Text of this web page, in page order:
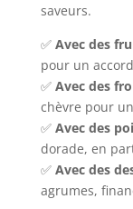
saveurs.
✅ Avec des
pour un
✅ Avec des
chèvre pour
✅ Avec des
dorade, en
✅ Avec des
agrumes,